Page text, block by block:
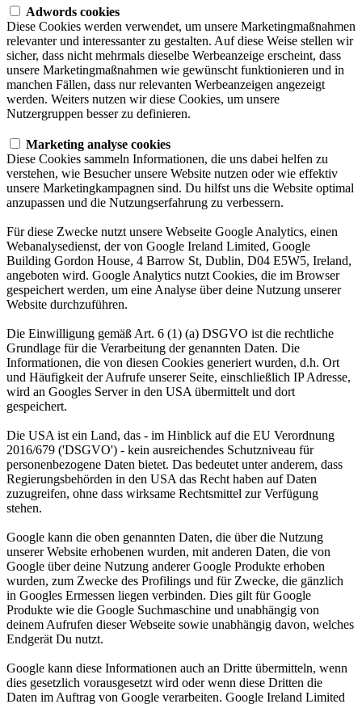
Adwords cookies
Diese Cookies werden verwendet, um unsere Marketingmaßnahmen
relevanter und interessanter zu gestalten. Auf diese Weise stellen wir
sicher, dass nicht mehrmals dieselbe Werbeanzeige erscheint, dass
unsere Marketingmaßnahmen wie gewünscht funktionieren und in
manchen Fällen, dass nur relevanten Werbeanzeigen angezeigt
werden. Weiters nutzen wir diese Cookies, um unsere
Nutzergruppen besser zu definieren.
Marketing analyse cookies
Diese Cookies sammeln Informationen, die uns dabei helfen zu
verstehen, wie Besucher unsere Website nutzen oder wie effektiv
unsere Marketingkampagnen sind. Du hilfst uns die Website optimal
anzupassen und die Nutzungserfahrung zu verbessern.
Für diese Zwecke nutzt unsere Webseite Google Analytics, einen
Webanalysedienst, der von Google Ireland Limited, Google
Building Gordon House, 4 Barrow St, Dublin, D04 E5W5, Ireland,
angeboten wird. Google Analytics nutzt Cookies, die im Browser
gespeichert werden, um eine Analyse über deine Nutzung unserer
Website durchzuführen.
Die Einwilligung gemäß Art. 6 (1) (a) DSGVO ist die rechtliche
Grundlage für die Verarbeitung der genannten Daten. Die
Informationen, die von diesen Cookies generiert wurden, d.h. Ort
und Häufigkeit der Aufrufe unserer Seite, einschließlich IP Adresse,
wird an Googles Server in den USA übermittelt und dort
gespeichert.
Die USA ist ein Land, das - im Hinblick auf die EU Verordnung
2016/679 ('DSGVO') - kein ausreichendes Schutzniveau für
personenbezogene Daten bietet. Das bedeutet unter anderem, dass
Regierungsbehörden in den USA das Recht haben auf Daten
zuzugreifen, ohne dass wirksame Rechtsmittel zur Verfügung
stehen.
Google kann die oben genannten Daten, die über die Nutzung
unserer Website erhobenen wurden, mit anderen Daten, die von
Google über deine Nutzung anderer Google Produkte erhoben
wurden, zum Zwecke des Profilings und für Zwecke, die gänzlich
in Googles Ermessen liegen verbinden. Dies gilt für Google
Produkte wie die Google Suchmaschine und unabhängig von
deinem Aufrufen dieser Webseite sowie unabhängig davon, welches
Endgerät Du nutzt.
Google kann diese Informationen auch an Dritte übermitteln, wenn
dies gesetzlich vorausgesetzt wird oder wenn diese Dritten die
Daten im Auftrag von Google verarbeiten. Google Ireland Limited